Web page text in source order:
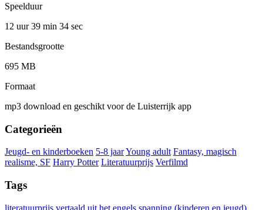
Speelduur
12 uur 39 min 34 sec
Bestandsgrootte
695 MB
Formaat
mp3 download en geschikt voor de Luisterrijk app
Categorieën
Jeugd- en kinderboeken 5-8 jaarYoung adult Fantasy, magisch
realisme, SF Harry Potter Literatuurprijs Verfilmd
Tags
literatuurprijs vertaald uit het engels spanning (kinderen en jeugd)